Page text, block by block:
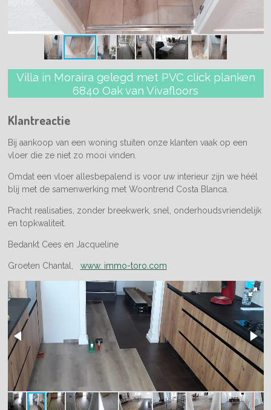
Villa in Moraira gelegd met PVC click planken
6840 Oak van Vivafloors
Klantreactie
Bij aankoop van een woning stuiten onze klanten vaak op een
vloer die ze niet zo mooi vinden.
Omdat een vloer allesbepalend is voor uw interieur zijn we héél
blij met de samenwerking met Woontrend Costa Blanca.
Pracht realisaties, zonder breekwerk, snel, onderhoudsvriendelijk
en topkwaliteit.
Bedankt Cees en Jacqueline
Groeten Chantal, www. immo-toro.com